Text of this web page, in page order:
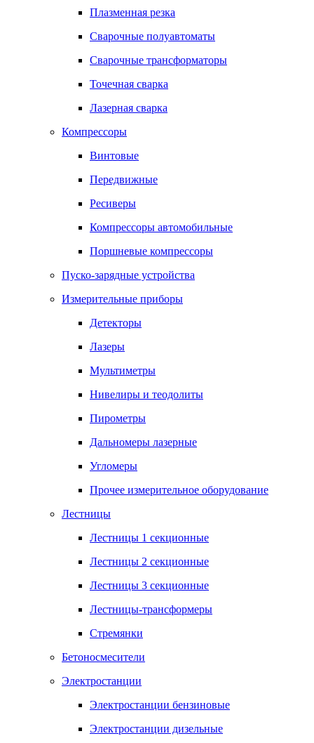
Плазменная резка
Сварочные полуавтоматы
Сварочные трансформаторы
Точечная сварка
Лазерная сварка
Компрессоры
Винтовые
Передвижные
Ресиверы
Компрессоры автомобильные
Поршневые компрессоры
Пуско-зарядные устройства
Измерительные приборы
Детекторы
Лазеры
Мультиметры
Нивелиры и теодолиты
Пирометры
Дальномеры лазерные
Угломеры
Прочее измерительное оборудование
Лестницы
Лестницы 1 секционные
Лестницы 2 секционные
Лестницы 3 секционные
Лестницы-трансформеры
Стремянки
Бетоносмесители
Электростанции
Электростанции бензиновые
Электростанции дизельные